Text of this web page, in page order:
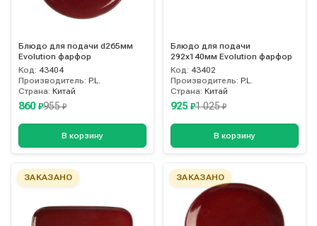
Блюдо для подачи d265мм
Evolution фарфор
Код: 43404
Производитель: P.L.
Страна: Китай
860 ₽955₽
В корзину
Блюдо для подачи
292х140мм Evolution фарфор
Код: 43402
Производитель: P.L.
Страна: Китай
925 ₽1 025₽
В корзину
ЗАКАЗАНО ЗАКАЗАНО